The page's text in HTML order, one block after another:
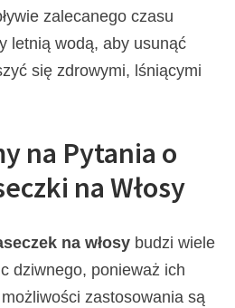
zalecanego czasu
letnią wodą, aby usunąć
się zdrowymi, lśniącymi
na Pytania o
na Włosy
na włosy budzi wiele
dziwnego, ponieważ ich
zastosowania są